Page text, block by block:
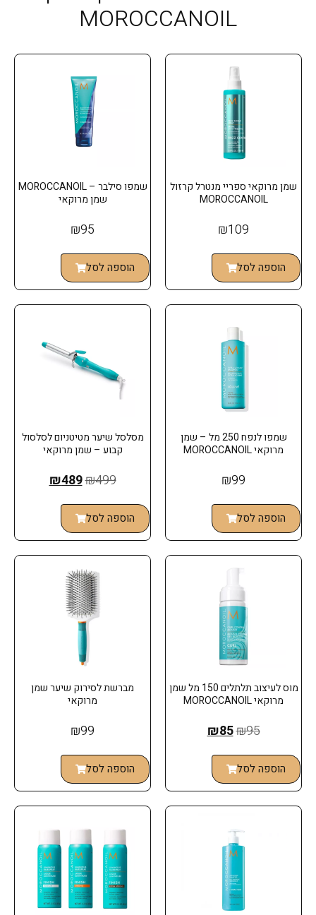
MOROCCANOIL
שמן מרוקאי ספריי מנטרל קרזול
MOROCCANOIL
₪109
הוספה לסל
שמפו סילבר – MOROCCANOIL
שמן מרוקאי
₪95
הוספה לסל
שמפו לנפח 250 מל – שמן
מרוקאי MOROCCANOIL
₪99
הוספה לסל
מסלסל שיער מטיטניום לסלסול
קבוע – שמן מרוקאי
₪499
₪489
הוספה לסל
מוס לעיצוב תלתלים 150 מל שמן
מרוקאי MOROCCANOIL
₪95
₪85
הוספה לסל
מברשת לסירוק שיער שמן
מרוקאי
₪99
הוספה לסל